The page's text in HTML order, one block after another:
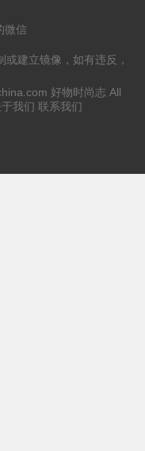
微信
建立镜像，如有违反，
好物时尚志 All
我们 联系我们